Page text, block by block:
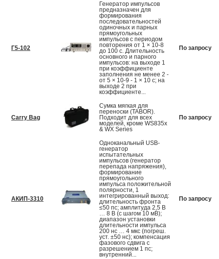
Г5-102
Генератор импульсов
предназначен для
формирования
последовательностей
одиночных и парных
прямоугольных
импульсов с периодом
повторения от 1 × 10-8
до 100 с. Длительность
основного и парного
импульсов: на выходе 1
при коэффициенте
заполнения не менее 2 -
от 5 × 10-9 - 1 × 10 с; на
выходе 2 при
коэффициенте...
По запросу
Carry Bag
Сумка мягкая для
переноски (TABOR).
Подходит для всех
моделей, кроме WS835x
& WX Series
По запросу
АКИП-3310
Одноканальный USB-
генератор
испытательных
импульсов (генератор
перепада напряжения),
формирование
прямоугольного
импульса положительной
полярности, 1
интегрированный выход:
длительность фронта
≤50 пс; амплитуда 2,5 В
… 8 В (с шагом 10 мВ);
диапазон установки
длительности импульса
200 нс … 4 мкс (погреш.
уст. ±50 нс); компенсация
фазового сдвига с
разрешением 1 пс;
внутренний...
По запросу